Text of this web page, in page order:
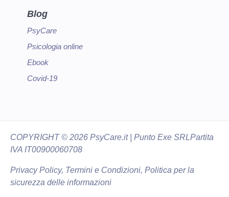
Blog
PsyCare
Psicologia online
Ebook
Covid-19
COPYRIGHT© 2026 PsyCare.it | Punto Exe SRLPartita
IVA IT00900060708
Privacy Policy, Termini e Condizioni, Politica per la
sicurezza delle informazioni